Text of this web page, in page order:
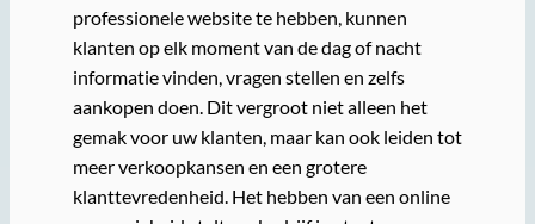
professionele website te hebben, kunnen
klanten op elk moment van de dag of nacht
informatie vinden, vragen stellen en zelfs
aankopen doen. Dit vergroot niet alleen het
gemak voor uw klanten, maar kan ook leiden tot
meer verkoopkansen en een grotere
klanttevredenheid. Het hebben van een online